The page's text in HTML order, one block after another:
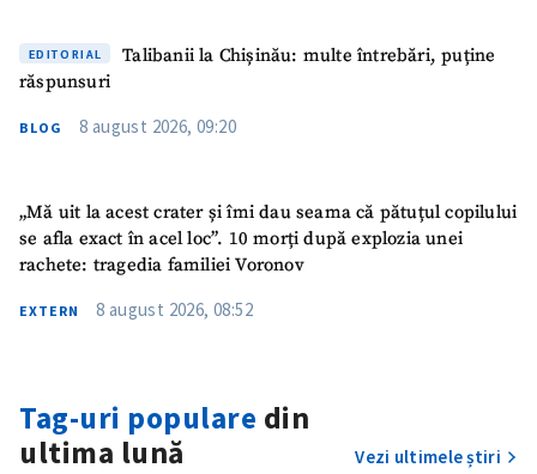
EDITORIAL
Talibanii la Chișinău: multe întrebări, puține
răspunsuri
BLOG 8 august 2026, 09:20
„Mă uit la acest crater și îmi dau seama că pătuțul copilului
se afla exact în acel loc”. 10 morți după explozia unei
rachete: tragedia familiei Voronov
EXTERN 8 august 2026, 08:52
Tag-uri populare din
ultima lună
Vezi ultimele știri